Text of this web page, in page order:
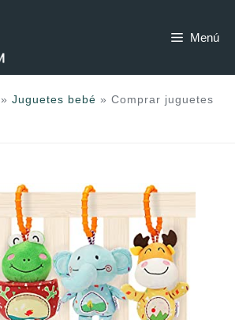
Menú
» Juguetes bebé » Comprar juguetes